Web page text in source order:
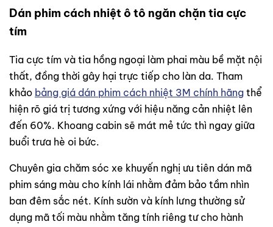
Dán phim cách nhiệt ô tô ngăn chặn tia cực
tím
Tia cực tím và tia hồng ngoại làm phai màu bề mặt nội
thất, đồng thời gây hại trực tiếp cho làn da. Tham
khảo bảng giá dán phim cách nhiệt 3M chính hãng thể
hiện rõ giá trị tương xứng với hiệu năng cản nhiệt lên
đến 60%. Khoang cabin sẽ mát mẻ tức thì ngay giữa
buổi trưa hè oi bức.
Chuyên gia chăm sóc xe khuyến nghị ưu tiên dán mã
phim sáng màu cho kính lái nhằm đảm bảo tầm nhìn
ban đêm sắc nét. Kính sườn và kính lưng thường sử
dụng mã tối màu nhằm tăng tính riêng tư cho hành